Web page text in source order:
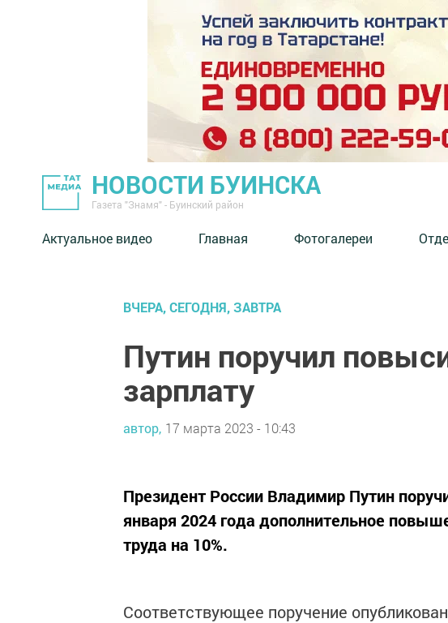
НОВОСТИ БУИНСКА
Газета "Знамя" - Буинский район
Актуальное видео Главная Фотогалереи
ВЧЕРА, СЕГОДНЯ, ЗАВТРА
Путин поручил
зарплату
автор, 17 марта 2023 - 10:43
Президент России Владимир Путин
января 2024 года дополнительное
труда на 10%.
Соответствующее поручение